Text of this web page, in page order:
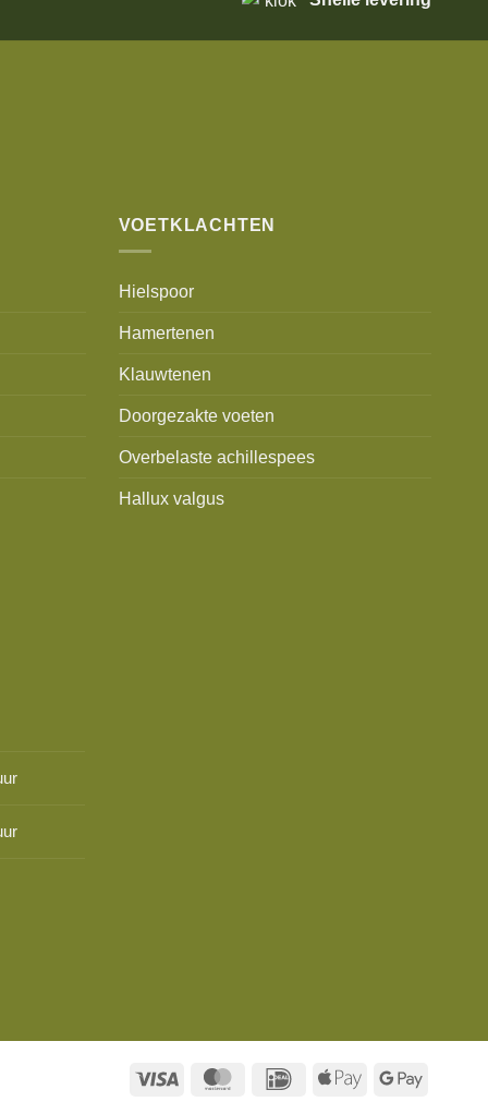
VOETKLACHTEN
Hielspoor
Hamertenen
Klauwtenen
Doorgezakte voeten
Overbelaste achillespees
Hallux valgus
Visa MasterCard
IDeal
Apple
Google